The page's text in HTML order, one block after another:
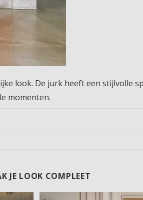
look. De jurk heeft een stijlvolle
momenten.
JE LOOK COMPLEET